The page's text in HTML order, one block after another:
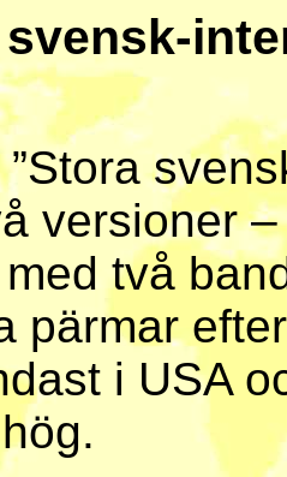
versioner
två
pärmar
i USA